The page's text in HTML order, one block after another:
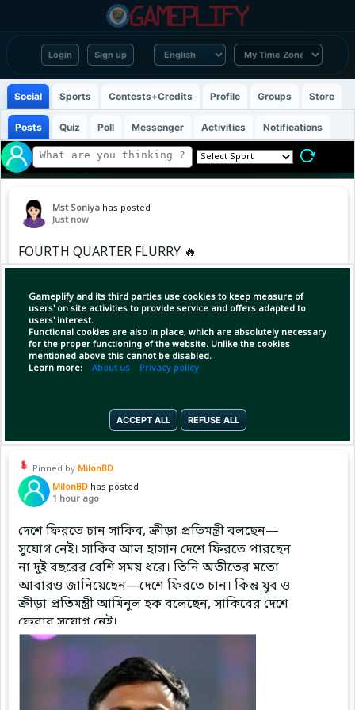
Login Sign up
Gameplify and its third parties use cookies to keep measure of
users' on site activities to provide service and offers adapted to
users' interest.
Functional cookies are also in place, which are absolutely necessary
for the proper functioning of the website. Unlike the cookies
mentioned above this cannot be disabled.
Learn more: About us Privacy policy
ACCEPT ALL REFUSE ALL
Social Sports Contests+Credits Profile Groups Store
Posts Quiz Poll Messenger Activities Notifications
Mst Soniya has posted
Just now
FOURTH QUARTER FLURRY 🔥
Magnolia exploded for 35 fourth-quarter points
to pull away from Meralco, 105-88, in a rain-
delayed PBA Governors' Cup clash on Friday at
the Ninoy Aquino Stadium.
Pinned by MilonBD
MilonBD has posted
1 hour ago
দেশে ফিরতে চান সাকিব, ক্রীড়া প্রতিমন্ত্রী বলছেন—
সুযোগ নেই। সাকিব আল হাসান দেশে ফিরতে পারছেন
না দুই বছরের বেশি সময় ধরে। তিনি অতীতের মতো
আবারও জানিয়েছেন—দেশে ফিরতে চান। কিন্তু যুব ও
ক্রীড়া প্রতিমন্ত্রী আমিনুল হক বলেছেন, সাকিবের দেশে
ফেরার সুযোগ নেই।